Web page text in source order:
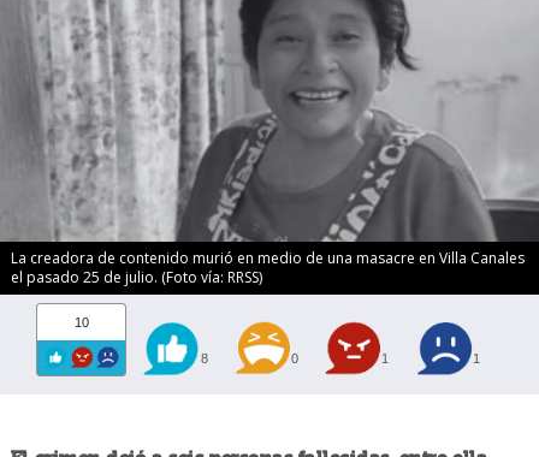
La creadora de contenido murió en medio de una masacre en Villa Canales
el pasado 25 de julio. (Foto vía: RRSS)
10
8 0 1 1